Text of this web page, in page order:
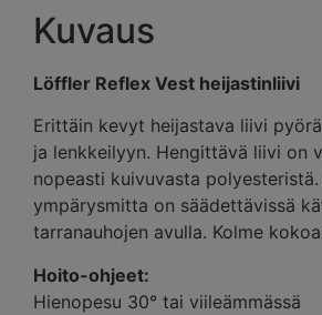
Kuvaus
Löffler Reflex Vest heijastinliivi
Erittäin kevyt heijastava liivi
ja lenkkeilyyn. Hengittävä liivi on
nopeasti kuivuvasta
ympärysmitta on säädettävissä
tarranauhojen avulla. Kolme
Hoito-ohjeet:
Hienopesu 30° tai viileämmässä